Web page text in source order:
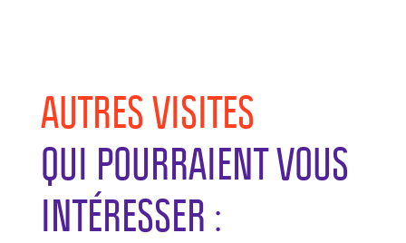
AUTRES VISITES
QUI POURRAIENT VOUS
INTÉRESSER :